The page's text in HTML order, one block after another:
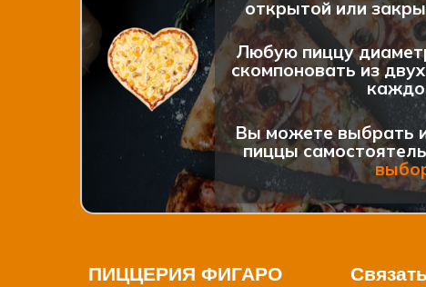
открытой или
Любую пиццу
скомпоновать из
Вы можете выбрать
пиццы
ПИЦЦЕРИЯ ФИГАРО